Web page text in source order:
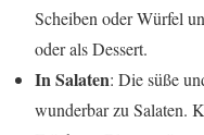
Scheiben oder Würfel
oder als Dessert.
In Salaten: Die süße
wunderbar zu Salaten.